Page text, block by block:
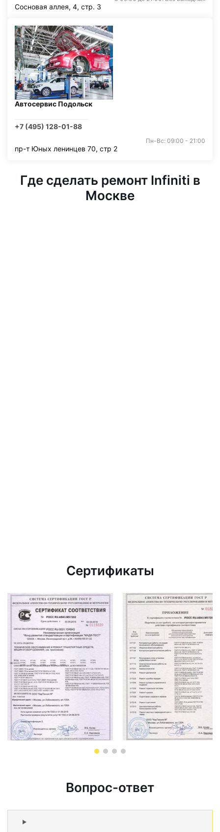
Сосновая аллея, 4, стр. 3
Автосервис Подольск
+7 (495) 128-01-88
Пн-Вс: 09:00 - 21:00
пр-т Юных ленинцев 70, стр 2
Где сделать ремонт Infiniti в
Москве
Сертификаты
Вопрос-ответ